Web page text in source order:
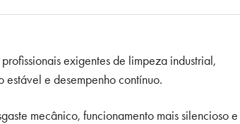
exigentes de limpeza industrial,
e desempenho contínuo.
mecânico, funcionamento mais silencioso e